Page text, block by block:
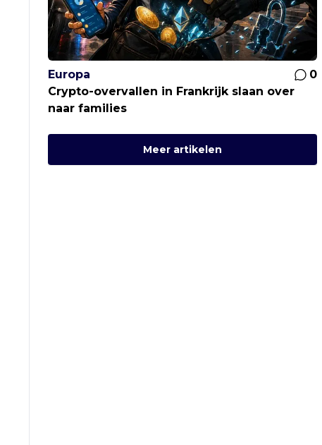
Europa
0
Crypto-overvallen in Frankrijk slaan over
naar families
Meer artikelen